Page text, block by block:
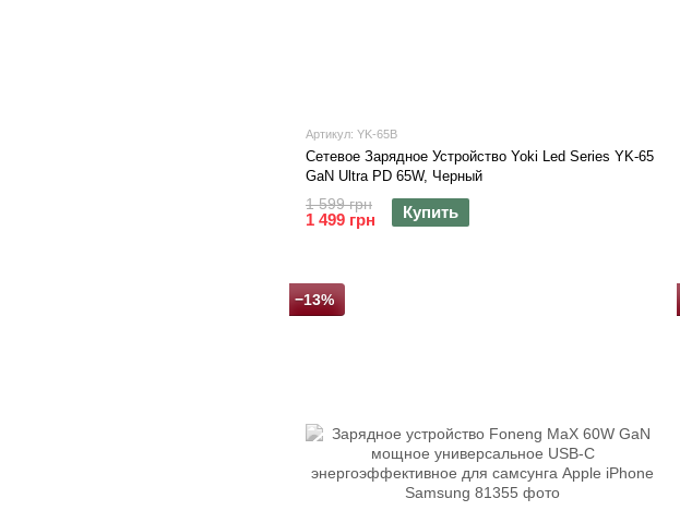
Артикул: YK-65B
Сетевое Зарядное Устройство Yoki Led Series YK-65
GaN Ultra PD 65W, Черный
1 599 грн
1 499 грн Купить
−13%